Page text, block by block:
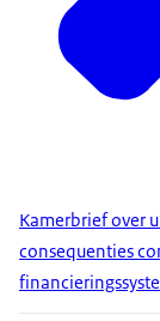
Kamerbrief over
consequenties